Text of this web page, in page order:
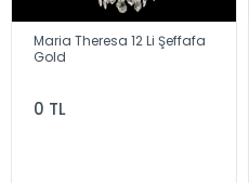
Maria Theresa 12 Li Şeffafa
Gold
0 TL